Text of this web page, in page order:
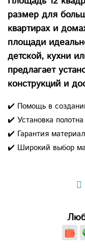
размер для
квартирах и
площади
детской, кухни
предлагает
конструкций и
✔️ Помощь в
✔️ Установка
✔️ Гарантия
✔️ Широкий выбор